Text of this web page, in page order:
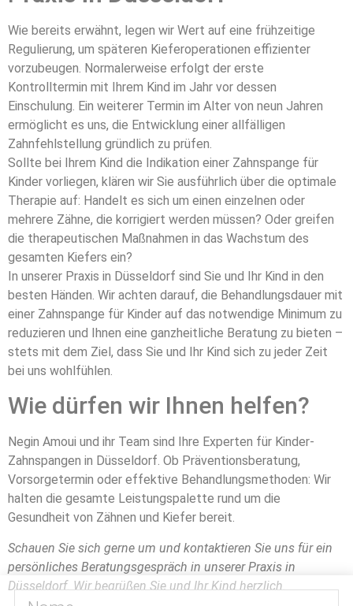
Wie bereits erwähnt, legen wir Wert auf eine frühzeitige
Regulierung, um späteren Kieferoperationen effizienter
vorzubeugen. Normalerweise erfolgt der erste
Kontrolltermin mit Ihrem Kind im Jahr vor dessen
Einschulung. Ein weiterer Termin im Alter von neun Jahren
ermöglicht es uns, die Entwicklung einer allfälligen
Zahnfehlstellung gründlich zu prüfen.
Sollte bei Ihrem Kind die Indikation einer Zahnspange für
Kinder vorliegen, klären wir Sie ausführlich über die optimale
Therapie auf: Handelt es sich um einen einzelnen oder
mehrere Zähne, die korrigiert werden müssen? Oder greifen
die therapeutischen Maßnahmen in das Wachstum des
gesamten Kiefers ein?
In unserer Praxis in Düsseldorf sind Sie und Ihr Kind in den
besten Händen. Wir achten darauf, die Behandlungsdauer mit
einer Zahnspange für Kinder auf das notwendige Minimum zu
reduzieren und Ihnen eine ganzheitliche Beratung zu bieten –
stets mit dem Ziel, dass Sie und Ihr Kind sich zu jeder Zeit
bei uns wohlfühlen.
Wie dürfen wir Ihnen helfen?
Negin Amoui und ihr Team sind Ihre Experten für Kinder-
Zahnspangen in Düsseldorf. Ob Präventionsberatung,
Vorsorgetermin oder effektive Behandlungsmethoden: Wir
halten die gesamte Leistungspalette rund um die
Gesundheit von Zähnen und Kiefer bereit.
Schauen Sie sich gerne um und kontaktieren Sie uns für ein
persönliches Beratungsgespräch in unserer Praxis in
Düsseldorf. Wir begrüßen Sie und Ihr Kind herzlich.